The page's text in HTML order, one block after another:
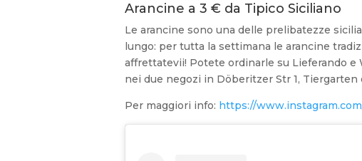
Arancine a 3 € da Tipico Siciliano
Le arancine sono una delle prelibatezze
lungo: per tutta la settimana le arancine
affrettatevii! Potete ordinarle su Lieferando
nei due negozi in Döberitzer Str 1,
Per maggiori info: https://